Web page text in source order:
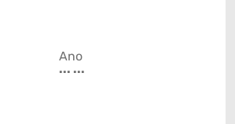
Ano
... ...